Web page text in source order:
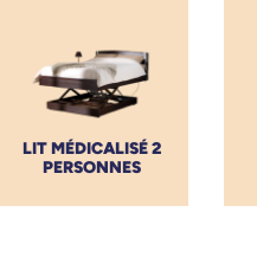
LIT MÉDICALISÉ 2
PERSONNES